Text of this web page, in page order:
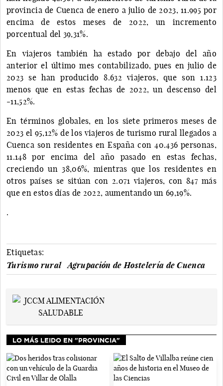
provincia de Cuenca de enero a julio de 2023, 11.995 por
encima de estos meses de 2022, un incremento
porcentual del 39,31%.
En viajeros también ha estado por debajo del año
anterior el último mes contabilizado, pues en julio de
2023 se han producido 8.632 viajeros, que son 1.123
menos que en estas fechas de 2022, un descenso del
-11,52%.
En términos globales, en los siete primeros meses de
2023 el 95,12% de los viajeros de turismo rural llegados a
Cuenca son residentes en España con 40.436 personas,
11.148 por encima del año pasado en estas fechas,
creciendo un 38,06%, mientras que los residentes en
otros países se sitúan con 2.071 viajeros, con 847 más
que en estos días de 2022, aumentando un 69,19%.
.
Etiquetas:
Turismo rural
Agrupación de Hostelería de Cuenca
LO MÁS LEIDO EN "PROVINCIA"